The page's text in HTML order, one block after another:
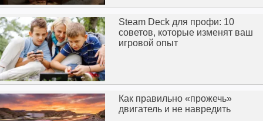
Steam Deck для профи: 10
советов, которые изменят ваш
игровой опыт
Как правильно «прожечь»
двигатель и не навредить